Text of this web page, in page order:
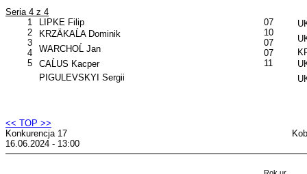
Seria 4 z 4
1
2
3
4
5
LIPKE Filip
KRZÄKAĹA Dominik
WARCHOĹ Jan
CAĹUS Kacper
PIGULEVSKYI Sergii
07
10
07
07
11
<< TOP >>
Konkurencja 17
16.06.2024 - 13:00